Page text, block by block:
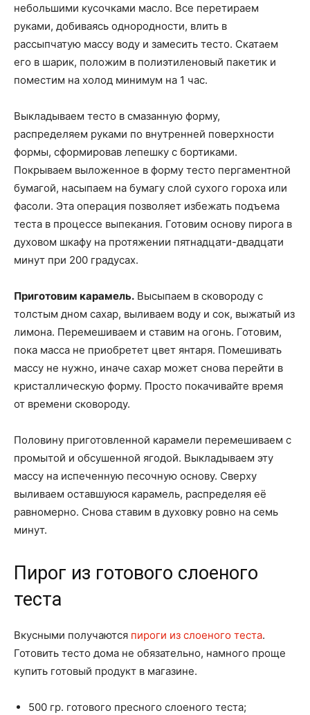
небольшими кусочками масло. Все перетираем
руками, добиваясь однородности, влить в
рассыпчатую массу воду и замесить тесто. Скатаем
его в шарик, положим в полиэтиленовый пакетик и
поместим на холод минимум на 1 час.
Выкладываем тесто в смазанную форму,
распределяем руками по внутренней поверхности
формы, сформировав лепешку с бортиками.
Покрываем выложенное в форму тесто пергаментной
бумагой, насыпаем на бумагу слой сухого гороха или
фасоли. Эта операция позволяет избежать подъема
теста в процессе выпекания. Готовим основу пирога в
духовом шкафу на протяжении пятнадцати-двадцати
минут при 200 градусах.
Приготовим карамель. Высыпаем в сковороду с
толстым дном сахар, выливаем воду и сок, выжатый из
лимона. Перемешиваем и ставим на огонь. Готовим,
пока масса не приобретет цвет янтаря. Помешивать
массу не нужно, иначе сахар может снова перейти в
кристаллическую форму. Просто покачивайте время
от времени сковороду.
Половину приготовленной карамели перемешиваем с
промытой и обсушенной ягодой. Выкладываем эту
массу на испеченную песочную основу. Сверху
выливаем оставшуюся карамель, распределяя её
равномерно. Снова ставим в духовку ровно на семь
минут.
Пирог из готового слоеного
теста
Вкусными получаются пироги из слоеного теста.
Готовить тесто дома не обязательно, намного проще
купить готовый продукт в магазине.
500 гр. готового пресного слоеного теста;